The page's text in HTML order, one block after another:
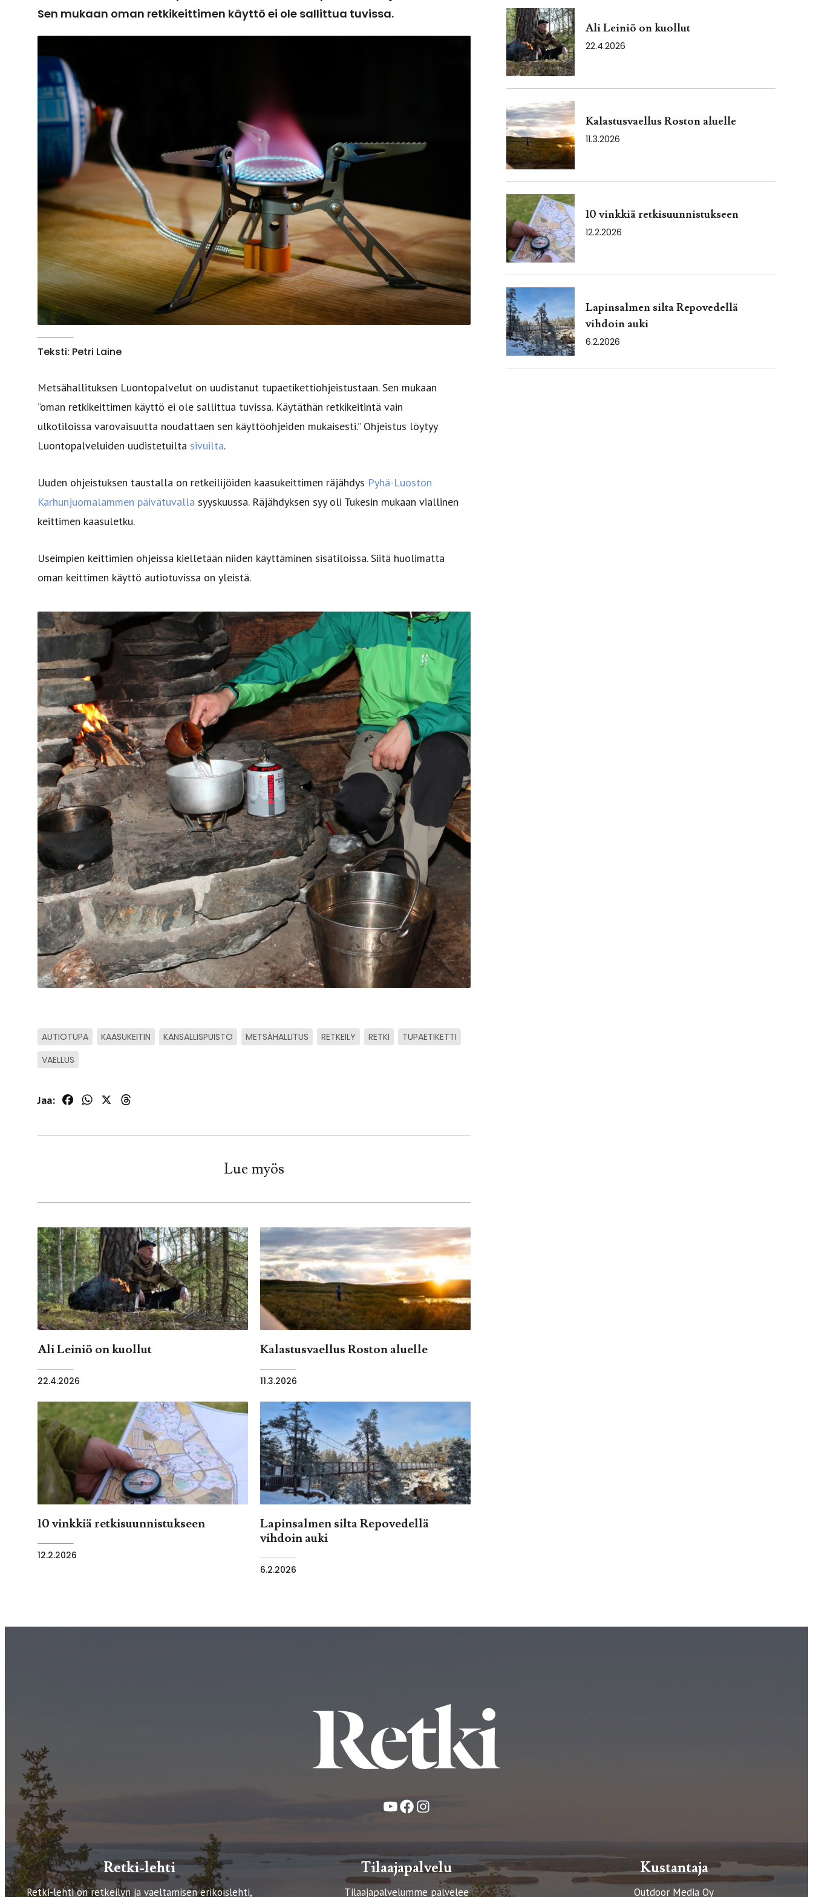
Sen mukaan oman retkikeittimen käyttö ei ole sallittua tuvissa.
Teksti: Petri Laine
Metsähallituksen Luontopalvelut on uudistanut tupaetikettiohjeistustaan. Sen mukaan
”oman retkikeittimen käyttö ei ole sallittua tuvissa. Käytäthän retkikeitintä vain
ulkotiloissa varovaisuutta noudattaen sen käyttöohjeiden mukaisesti.” Ohjeistus löytyy
Luontopalveluiden uudistetuilta sivuilta.
Uuden ohjeistuksen taustalla on retkeilijöiden kaasukeittimen räjähdys Pyhä-Luoston
Karhunjuomalammen päivätuvalla syyskuussa. Räjähdyksen syy oli Tukesin mukaan viallinen
keittimen kaasuletku.
Useimpien keittimien ohjeissa kielletään niiden käyttäminen sisätiloissa. Siitä huolimatta
oman keittimen käyttö autiotuvissa on yleistä.
AUTIOTUPA KAASUKEITIN KANSALLISPUISTO METSÄHALLITUS RETKEILY RETKI
TUPAETIKETTI
VAELLUS
Jaa: FacebookWhatsApp
Lue myös
Ali Leiniö on kuollut
22.4.2026
Kalastusvaellus Roston aluelle
11.3.2026
10 vinkkiä retkisuunnistukseen
12.2.2026
Lapinsalmen silta Repovedellä
vihdoin auki
6.2.2026
Ali Leiniö on kuollut
22.4.2026
Kalastusvaellus Roston aluelle
11.3.2026
10 vinkkiä retkisuunnistukseen
12.2.2026
Lapinsalmen silta Repovedellä
vihdoin auki
6.2.2026
YouTube
FacebookInstagram
Retki-lehti
Retki-lehti on retkeilyn ja vaeltamisen erikoislehti,
Tilaajapalvelu
Tilaajapalvelumme palvelee
Kustantaja
Outdoor Media Oy